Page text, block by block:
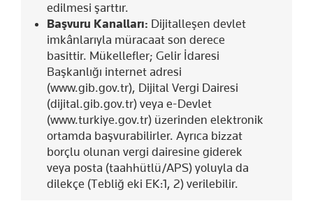
edilmesi şarttır.
Başvuru Kanalları: Dijitalleşen devlet
imkânlarıyla müracaat son derece
basittir. Mükellefler; Gelir İdaresi
Başkanlığı internet adresi
(www.gib.gov.tr), Dijital Vergi Dairesi
(dijital.gib.gov.tr) veya e-Devlet
(www.turkiye.gov.tr) üzerinden elektronik
ortamda başvurabilirler. Ayrıca bizzat
borçlu olunan vergi dairesine giderek
veya posta (taahhütlü/APS) yoluyla da
dilekçe (Tebliğ eki EK:1, 2) verilebilir.